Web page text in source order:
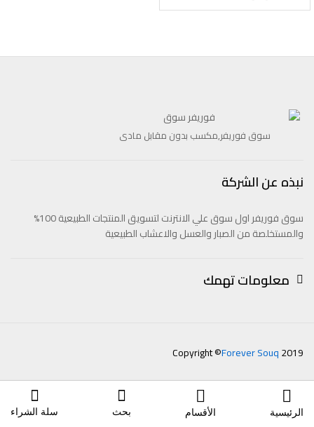
سوق فوريفر,مكسب بدون مقابل مادى
نبذه عن الشركة
سوق فوريفر اول سوق علي الانترنت لتسويق المنتجات الطبيعية 100%
والمستخلصة من الصبار والعسل والاعشاب الطبيعية
معلومات تهمك
Copyright ©Forever Souq2019
الرئيسية الأقسام بحث سلة الشراء